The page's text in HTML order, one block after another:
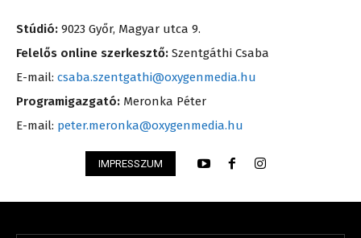
Stúdió: 9023 Győr, Magyar utca 9.
Felelős online szerkesztő: Szentgáthi Csaba
E-mail: csaba.szentgathi@oxygenmedia.hu
Programigazgató: Meronka Péter
E-mail: peter.meronka@oxygenmedia.hu
IMPRESSZUM